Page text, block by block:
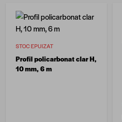
STOC EPUIZAT
Profil policarbonat clar H,
10 mm, 6 m